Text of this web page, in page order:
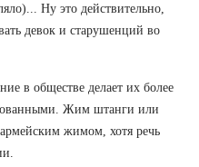
Ну это действительно,
девок и старушенций во
в обществе делает их более
Жим штанги или
жимом, хотя речь